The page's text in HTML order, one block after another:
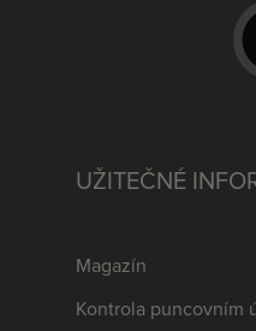
UŽITEČNÉ
Magazín
Kontrola puncovním